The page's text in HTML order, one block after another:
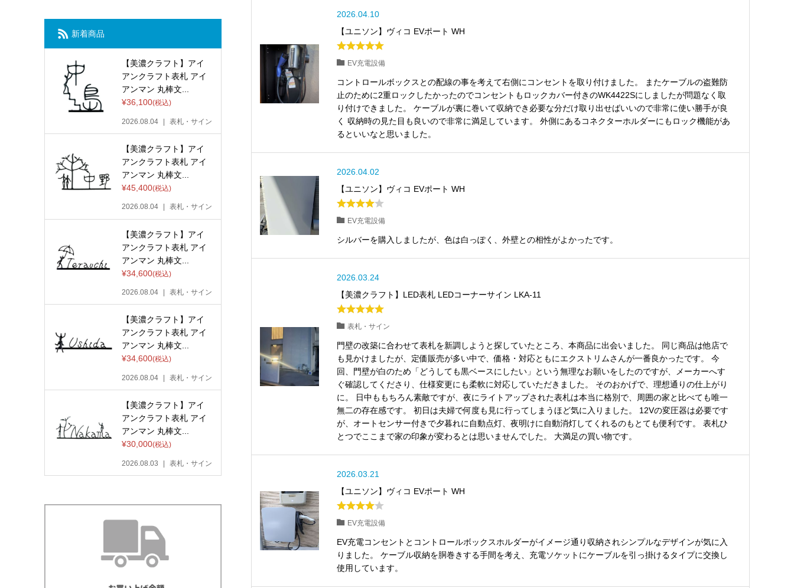
2026.04.10
【ユニソン】ヴィコ EVポート WH
EV充電設備
コントロールボックスとの配線の事を考えて右側にコンセントを取り付けました。 またケーブルの盗難防
止のために2重ロックしたかったのでコンセントもロックカバー付きのWK4422Sにしましたが問題なく取
り付けできました。 ケーブルが裏に巻いて収納でき必要な分だけ取り出せばいいので非常に使い勝手が良
く 収納時の見た目も良いので非常に満足しています。 外側にあるコネクターホルダーにもロック機能があ
るといいなと思いました。
2026.04.02
【ユニソン】ヴィコ EVポート WH
EV充電設備
シルバーを購入しましたが、色は白っぽく、外壁との相性がよかったです。
2026.03.24
【美濃クラフト】LED表札 LEDコーナーサイン LKA-11
表札・サイン
門壁の改築に合わせて表札を新調しようと探していたところ、本商品に出会いました。 同じ商品は他店で
も見かけましたが、定価販売が多い中で、価格・対応ともにエクストリムさんが一番良かったです。 今
回、門壁が白のため「どうしても黒ベースにしたい」という無理なお願いをしたのですが、メーカーへす
ぐ確認してくださり、仕様変更にも柔軟に対応していただきました。 そのおかげで、理想通りの仕上がり
に。 日中ももちろん素敵ですが、夜にライトアップされた表札は本当に格別で、周囲の家と比べても唯一
無二の存在感です。 初日は夫婦で何度も見に行ってしまうほど気に入りました。 12Vの変圧器は必要です
が、オートセンサー付きで夕暮れに自動点灯、夜明けに自動消灯してくれるのもとても便利です。 表札ひ
とつでここまで家の印象が変わるとは思いませんでした。 大満足の買い物です。
2026.03.21
【ユニソン】ヴィコ EVポート WH
EV充電設備
EV充電コンセントとコントロールボックスホルダーがイメージ通り収納されシンプルなデザインが気に入
りました。 ケーブル収納を胴巻きする手間を考え、充電ソケットにケーブルを引っ掛けるタイプに交換し
使用しています。
新着商品
【美濃クラフト】アイ
アンクラフト表札 アイ
アンマン 丸棒文...
¥36,100(税込)
2026.08.04 表札・サイン
【美濃クラフト】アイ
アンクラフト表札 アイ
アンマン 丸棒文...
¥45,400(税込)
2026.08.04 表札・サイン
【美濃クラフト】アイ
アンクラフト表札 アイ
アンマン 丸棒文...
¥34,600(税込)
2026.08.04 表札・サイン
【美濃クラフト】アイ
アンクラフト表札 アイ
アンマン 丸棒文...
¥34,600(税込)
2026.08.04 表札・サイン
【美濃クラフト】アイ
アンクラフト表札 アイ
アンマン 丸棒文...
¥30,000(税込)
2026.08.03 表札・サイン